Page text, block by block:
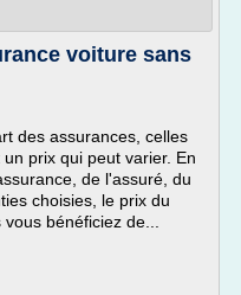
voiture sans
des assurances, celles
prix qui peut varier. En
de l'assuré, du
choisies, le prix du
bénéficiez de...